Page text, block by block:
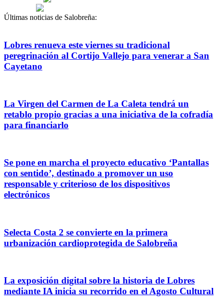
Últimas noticias de Salobreña:
Lobres renueva este viernes su tradicional
peregrinación al Cortijo Vallejo para venerar a San
Cayetano
La Virgen del Carmen de La Caleta tendrá un
retablo propio gracias a una iniciativa de la cofradía
para financiarlo
Se pone en marcha el proyecto educativo ‘Pantallas
con sentido’, destinado a promover un uso
responsable y criterioso de los dispositivos
electrónicos
Selecta Costa 2 se convierte en la primera
urbanización cardioprotegida de Salobreña
La exposición digital sobre la historia de Lobres
mediante IA inicia su recorrido en el Agosto Cultural